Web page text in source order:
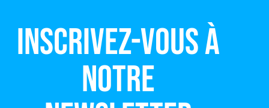
Inscrivez-vous à
notre